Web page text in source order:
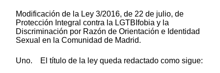
Modificación de la Ley 3/2016, de 22 de julio, de
Protección Integral contra la LGTBIfobia y la
Discriminación por Razón de Orientación e Identidad
Sexual en la Comunidad de Madrid.
Uno. El título de la ley queda redactado como sigue: